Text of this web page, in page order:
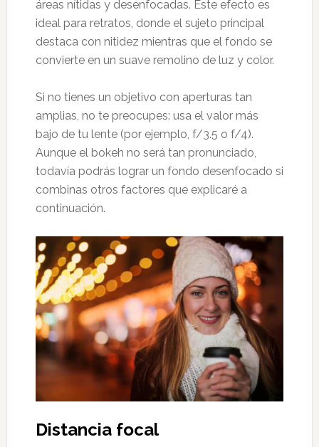
áreas nítidas y desenfocadas. Este efecto es
ideal para retratos, donde el sujeto principal
destaca con nitidez mientras que el fondo se
convierte en un suave remolino de luz y color.
Si no tienes un objetivo con aperturas tan
amplias, no te preocupes: usa el valor más
bajo de tu lente (por ejemplo, f/3.5 o f/4).
Aunque el bokeh no será tan pronunciado,
todavía podrás lograr un fondo desenfocado si
combinas otros factores que explicaré a
continuación.
Distancia focal